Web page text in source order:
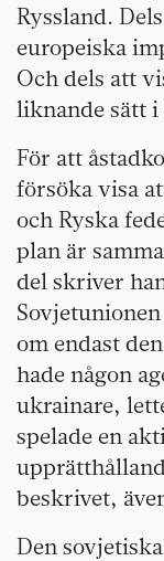
Ryssland.
europeiska
Och dels att
liknande sätt i
För att
försöka visa
och Ryska
plan är
del skriver
om endast
hade någon
ukrainare,
spelade en
beskrivet,
Den